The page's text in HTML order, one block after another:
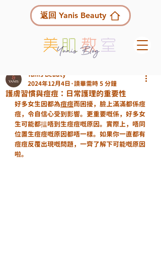
返回 Yanis Beauty
護膚習慣與痘痘：日常護理的重要性
Yanis Beauty
2024年12月4日 讀畢需時 5 分鐘
好多女生因都為痘痘而困擾，臉上滿滿都係痘
痘，令自信心受到影響。更重要嘅係，好多女
生可能都揾唔到生痘痘嘅原因。實際上，唔同
位置生痘痘嘅原因都唔一樣。如果你一直都有
痘痘反覆出現嘅問題，一齊了解下可能嘅原因
啦。